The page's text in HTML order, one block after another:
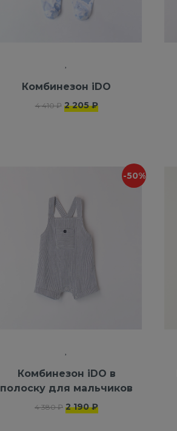
Комбинезон iDO
4 410 ₽ 2 205 ₽
-50%
Комбинезон iDO в
полоску для мальчиков
4 380 ₽ 2 190 ₽